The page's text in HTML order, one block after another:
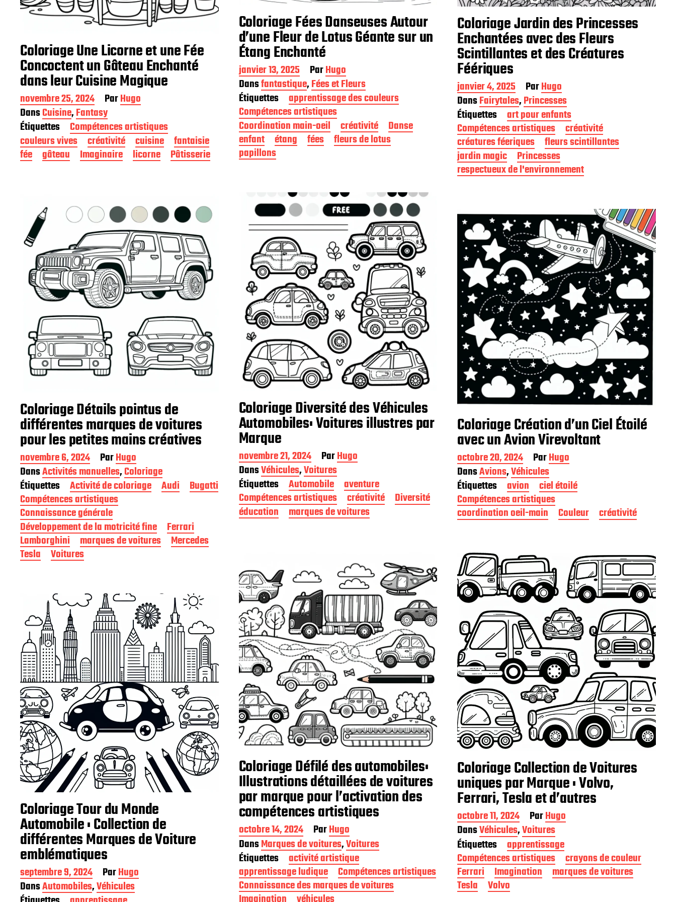
Coloriage Fées Danseuses Autour
d’une Fleur de Lotus Géante sur un
Étang Enchanté
D
a
t
e
d
e
p
u
b
l
janvier 13, 2025 ParHugo
Dansfantastique,Fées et Fleurs
Étiquettes
apprentissage des couleurs
Compétences artistiques
Coordination main-oeil
créativité
Danse
enfant
étang fées
fleurs de lotus
papillons
Coloriage Jardin des Princesses
Enchantées avec des Fleurs
Scintillantes et des Créatures
Féériques
D
a
t
e
d
e
p
u
b
l
t
janvier 4, 2025 ParHugo
DansFairytales,Princesses
Étiquettes
art pour enfants
Compétences artistiques
créativité
créatures féeriques
fleurs scintillantes
jardin magic
Princesses
respectueux de l'environnement
Coloriage Une Licorne et une Fée
Concoctent un Gâteau Enchanté
dans leur Cuisine Magique
D
a
t
e
d
e
p
novembre 25, 2024 ParHugo
DansCuisine,Fantasy
Étiquettes
Compétences artistiques
couleurs vives
créativité cuisine
fantaisie
fée
gâteau Imaginaire licorne Pâtisserie
Coloriage Diversité des Véhicules
Automobiles: Voitures illustres par
Marque
D
a
t
e
d
e
p
a
t
i
o
n
novembre 21, 2024 ParHugo
DansVéhicules,Voitures
Étiquettes
Automobile
aventure
Compétences artistiques
créativité
Diversité
éducation
marques de voitures
Coloriage Détails pointus de
différentes marques de voitures
pour les petites mains créatives
D
a
t
e
d
e
p
u
b
l
i
novembre 6, 2024 ParHugo
DansActivités manuelles,Coloriage
Étiquettes
Activité de coloriage Audi
Bugatti
Compétences artistiques
Connaissance générale
Développement de la motricité fine
Ferrari
Lamborghini
marques de voitures
Mercedes
Tesla
Voitures
Coloriage Création d’un Ciel Étoilé
avec un Avion Virevoltant
D
a
t
e
d
e
p
c
a
t
i
n
octobre 20, 2024 ParHugo
DansAvions,Véhicules
Étiquettes
avion
ciel étoilé
Compétences artistiques
coordination oeil-main
Couleur créativité
Coloriage Défilé des automobiles:
Illustrations détaillées de voitures
par marque pour l’activation des
compétences artistiques
D
a
t
e
d
e
p
octobre 14, 2024 ParHugo
DansMarques de voitures,Voitures
Étiquettes
activité artistique
apprentissage ludique
Compétences artistiques
Connaissance des marques de voitures
Coloriage Collection de Voitures
uniques par Marque : Volvo,
Ferrari, Tesla et d’autres
D
a
t
e
d
e
p
u
b
octobre 11, 2024 ParHugo
DansVéhicules,Voitures
Étiquettes
apprentissage
Compétences artistiques
crayons de couleur
Ferrari
Imagination
marques de voitures
Tesla
Volvo
Coloriage Tour du Monde
Automobile : Collection de
différentes Marques de Voiture
emblématiques
D
a
t
septembre 9, 2024 ParHugo
DansAutomobiles,Véhicules